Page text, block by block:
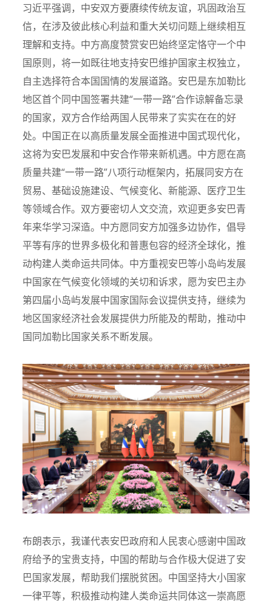
习近平强调，中安双方要赓续传统友谊，巩固政治互
信，在涉及彼此核心利益和重大关切问题上继续相互
理解和支持。中方高度赞赏安巴始终坚定恪守一个中
国原则，将一如既往地支持安巴维护国家主权独立，
自主选择符合本国国情的发展道路。安巴是东加勒比
地区首个同中国签署共建“一带一路”合作谅解备忘录
的国家，双方合作给两国人民带来了实实在在的好
处。中国正在以高质量发展全面推进中国式现代化，
这将为安巴发展和中安合作带来新机遇。中方愿在高
质量共建“一带一路”八项行动框架内，拓展同安方在
贸易、基础设施建设、气候变化、新能源、医疗卫生
等领域合作。双方要密切人文交流，欢迎更多安巴青
年来华学习深造。中方愿同安方加强多边协作，倡导
平等有序的世界多极化和普惠包容的经济全球化，推
动构建人类命运共同体。中方重视安巴等小岛屿发展
中国家在气候变化领域的关切和诉求，愿为安巴主办
第四届小岛屿发展中国家国际会议提供支持，继续为
地区国家经济社会发展提供力所能及的帮助，推动中
国同加勒比国家关系不断发展。
布朗表示，我谨代表安巴政府和人民衷心感谢中国政
府给予的宝贵支持，中国的帮助与合作极大促进了安
巴国家发展，帮助我们摆脱贫困。中国坚持大小国家
一律平等，积极推动构建人类命运共同体这一崇高愿